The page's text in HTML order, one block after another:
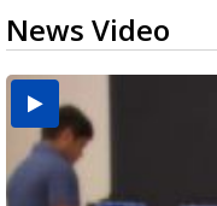
News Video